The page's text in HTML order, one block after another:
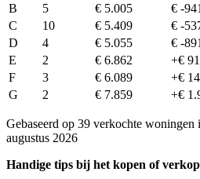
B
5 € 5.005 € -
C
10 € 5.409 € -
D
4 € 5.055 € -
E
2 € 6.862 +€
F
3 € 6.089 +€
G
2 € 7.859 +€
Gebaseerd op 39 verkochte
augustus 2026
Handige tips bij het kopen of